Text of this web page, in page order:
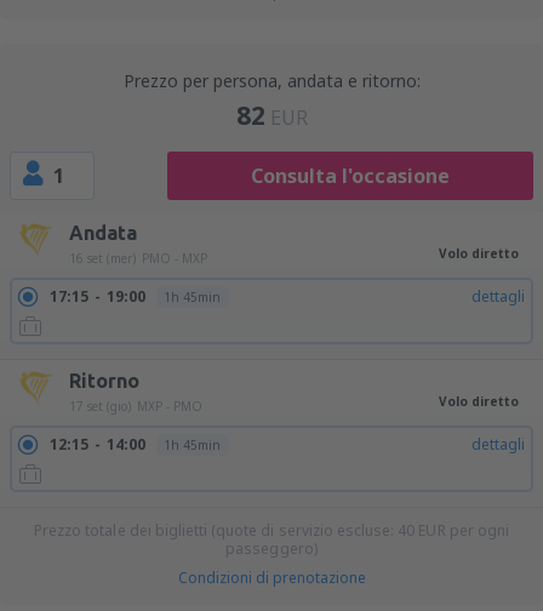
Prezzo per persona, andata e ritorno:
82 EUR
1 Consulta l'occasione
Andata
16 set (mer) PMO - MXP Volo diretto
17:15 19:00 1h 45min dettagli
Ritorno
17 set (gio) MXP - PMO Volo diretto
12:15 14:00 1h 45min dettagli
Prezzo totale dei biglietti (quote di servizio escluse: 40 EUR per ogni
passeggero)
Condizioni di prenotazione